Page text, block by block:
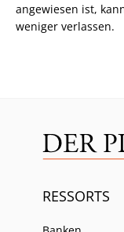
angewiesen ist,
weniger verlassen.
RESSORTS